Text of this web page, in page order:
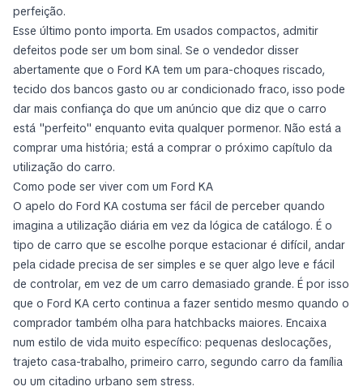
perfeição.
Esse último ponto importa. Em usados compactos, admitir
defeitos pode ser um bom sinal. Se o vendedor disser
abertamente que o Ford KA tem um para-choques riscado,
tecido dos bancos gasto ou ar condicionado fraco, isso pode
dar mais confiança do que um anúncio que diz que o carro
está "perfeito" enquanto evita qualquer pormenor. Não está a
comprar uma história; está a comprar o próximo capítulo da
utilização do carro.
Como pode ser viver com um Ford KA
O apelo do Ford KA costuma ser fácil de perceber quando
imagina a utilização diária em vez da lógica de catálogo. É o
tipo de carro que se escolhe porque estacionar é difícil, andar
pela cidade precisa de ser simples e se quer algo leve e fácil
de controlar, em vez de um carro demasiado grande. É por isso
que o Ford KA certo continua a fazer sentido mesmo quando o
comprador também olha para hatchbacks maiores. Encaixa
num estilo de vida muito específico: pequenas deslocações,
trajeto casa-trabalho, primeiro carro, segundo carro da família
ou um citadino urbano sem stress.